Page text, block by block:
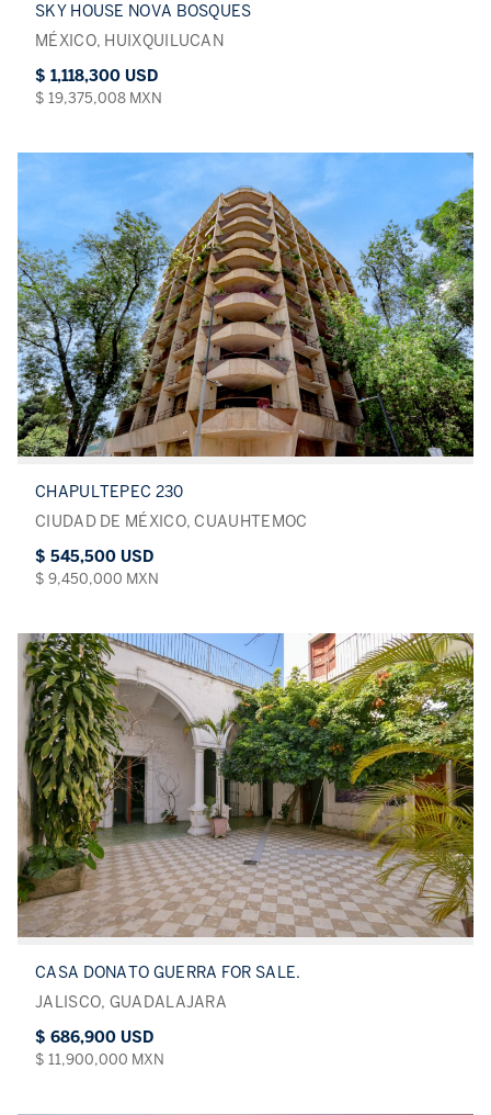
SKY HOUSE NOVA BOSQUES
MÉXICO, HUIXQUILUCAN
$ 1,118,300 USD
$ 19,375,008 MXN
CHAPULTEPEC 230
CIUDAD DE MÉXICO, CUAUHTEMOC
$ 545,500 USD
$ 9,450,000 MXN
CASA DONATO GUERRA FOR SALE.
JALISCO, GUADALAJARA
$ 686,900 USD
$ 11,900,000 MXN